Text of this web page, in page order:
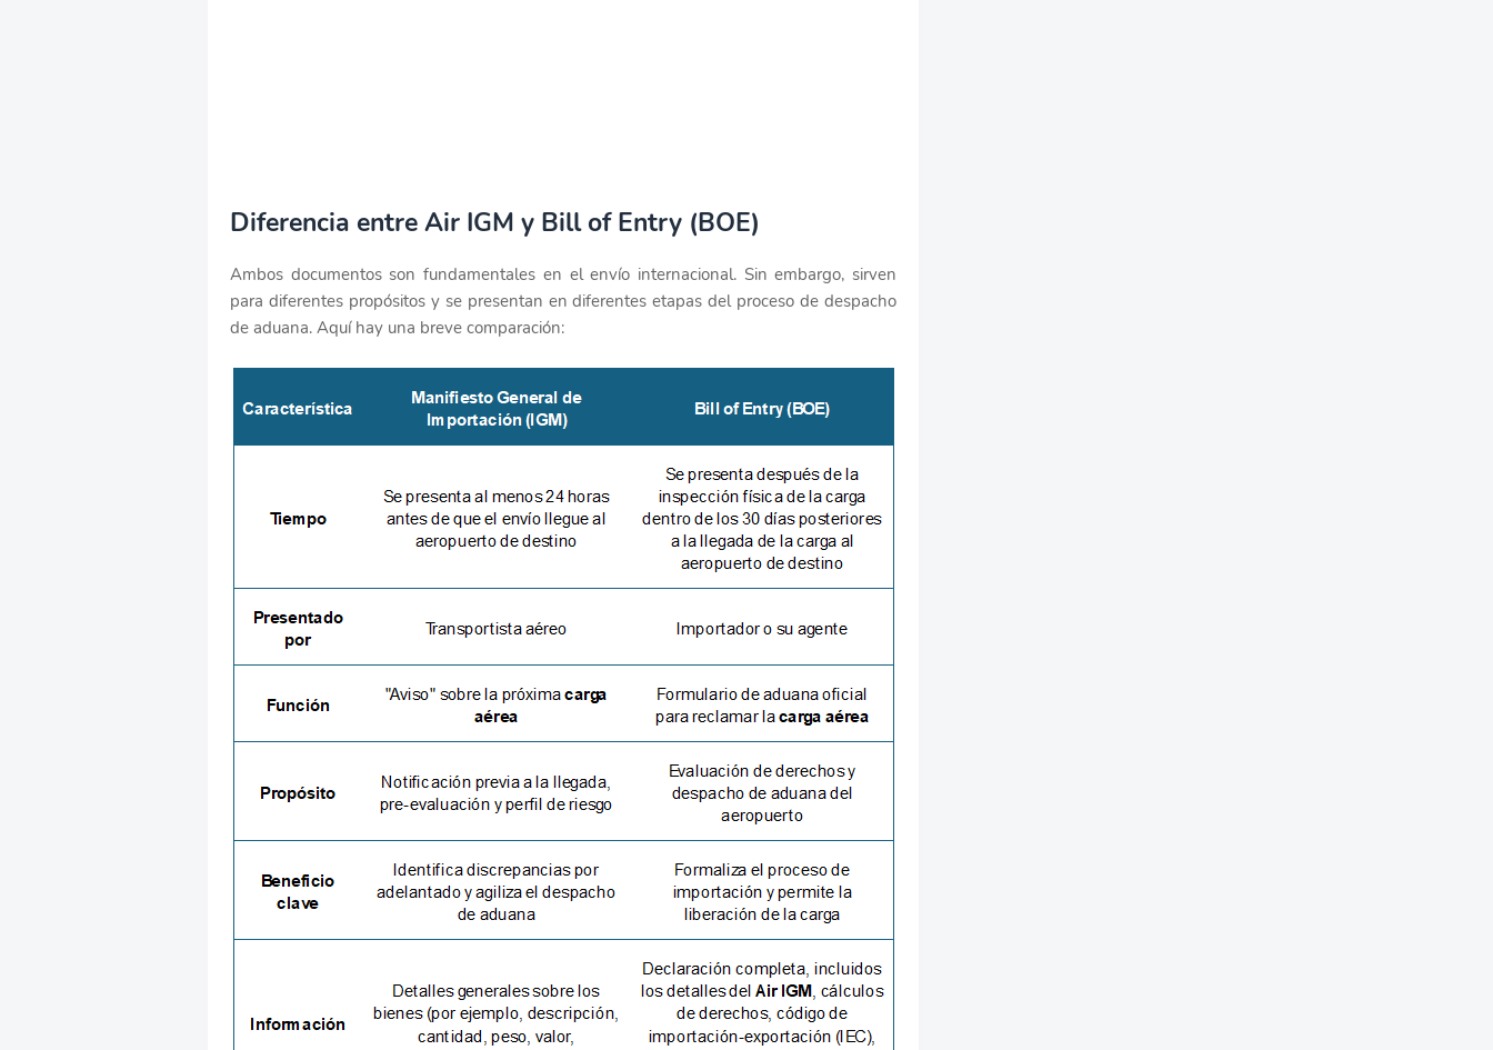
Diferencia entre Air IGM y Bill of Entry (BOE)
Ambos documentos son fundamentales en el envío internacional. Sin embargo, sirven
para diferentes propósitos y se presentan en diferentes etapas del proceso de despacho
de aduana. Aquí hay una breve comparación: